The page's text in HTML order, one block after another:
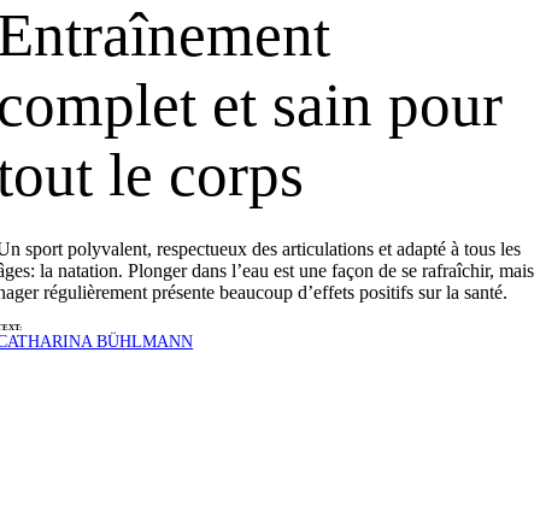
et sain pour
le corps
sport polyvalent, respectueux des articulations et adapté à tous les
la natation. Plonger dans l’eau est une façon de se rafraîchir, mais
régulièrement présente beaucoup d’effets positifs sur la santé.
BÜHLMANN